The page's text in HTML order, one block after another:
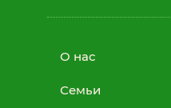
О нас
Семьи